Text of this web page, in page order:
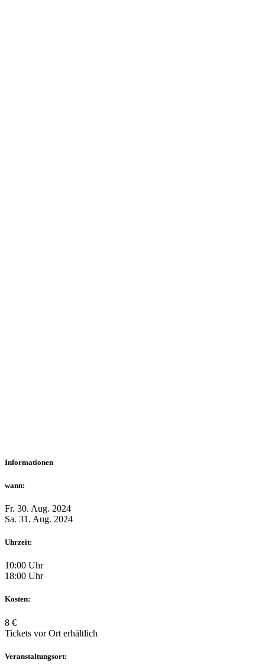
Informationen
wann:
Fr. 30. Aug. 2024
Sa. 31. Aug. 2024
Uhrzeit:
10:00 Uhr
18:00 Uhr
Kosten:
8 €
Tickets vor Ort erhältlich
Veranstaltungsort: